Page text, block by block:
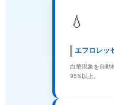
💧
エフロレッ
白華現象を自動
95%以上。